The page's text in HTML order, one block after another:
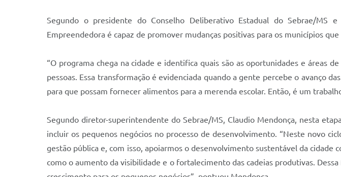
Segundo o presidente do Conselho Deliberativo Estadual do Sebrae/MS
Empreendedora é capaz de promover mudanças positivas para os municípios
“O programa chega na cidade e identifica quais são as oportunidades e áreas
pessoas. Essa transformação é evidenciada quando a gente percebe o avanço
para que possam fornecer alimentos para a merenda escolar. Então, é um
Segundo diretor-superintendente do Sebrae/MS, Claudio Mendonça, nesta
incluir os pequenos negócios no processo de desenvolvimento. “Neste novo
gestão pública e, com isso, apoiarmos o desenvolvimento sustentável da
como o aumento da visibilidade e o fortalecimento das cadeias produtivas.